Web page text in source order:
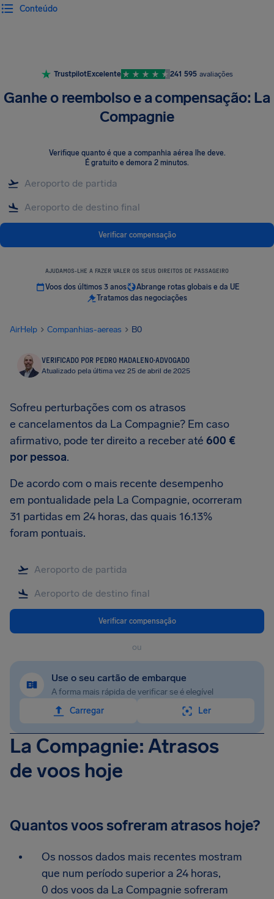
Conteúdo
TrustpilotExcelente 241 595 avaliações
Ganhe o reembolso e a compensação: La
Compagnie
Verifique quanto é que a companhia aérea lhe deve.
É gratuito e demora 2 minutos.
Verificar compensação
AJUDAMOS-LHE A FAZER VALER OS SEUS DIREITOS DE PASSAGEIRO
Voos dos últimos 3 anos
Abrange rotas globais e da UE
Tratamos das negociações
AirHelp Companhias-aereas B0
VERIFICADO POR PEDRO MADALENO·ADVOGADO
Atualizado pela última vez 25 de abril de 2025
Sofreu perturbações com os atrasos
e cancelamentos da La Compagnie? Em caso
afirmativo, pode ter direito a receber até 600 €
por pessoa.
De acordo com o mais recente desempenho
em pontualidade pela La Compagnie, ocorreram
31 partidas em 24 horas, das quais 16.13%
foram pontuais.
Verificar compensação
ou
Use o seu cartão de embarque
A forma mais rápida de verificar se é elegível
Carregar
Ler
La Compagnie: Atrasos
de voos hoje
Quantos voos sofreram atrasos hoje?
Os nossos dados mais recentes mostram
que num período superior a 24 horas,
0 dos voos da La Compagnie sofreram